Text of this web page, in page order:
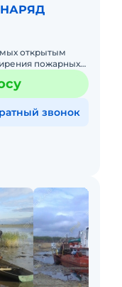
пожарных
звонок